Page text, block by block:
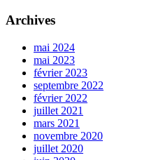
Archives
mai 2024
mai 2023
février 2023
septembre 2022
février 2022
juillet 2021
mars 2021
novembre 2020
juillet 2020